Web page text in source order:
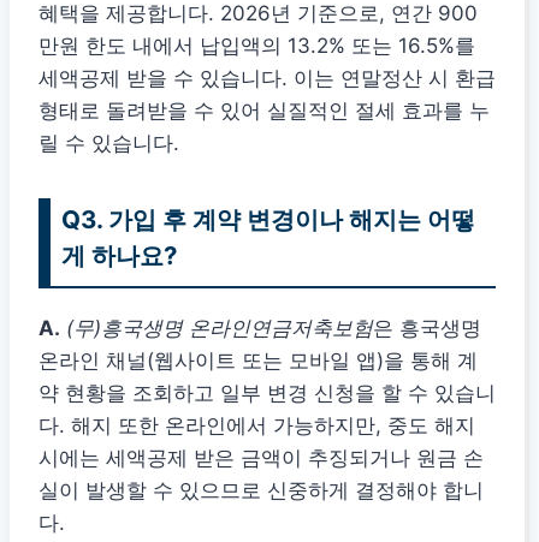
혜택을 제공합니다. 2026년 기준으로, 연간 900
만원 한도 내에서 납입액의 13.2% 또는 16.5%를
세액공제 받을 수 있습니다. 이는 연말정산 시 환급
형태로 돌려받을 수 있어 실질적인 절세 효과를 누
릴 수 있습니다.
Q3. 가입 후 계약 변경이나 해지는 어떻
게 하나요?
A. (무)흥국생명 온라인연금저축보험은 흥국생명
온라인 채널(웹사이트 또는 모바일 앱)을 통해 계
약 현황을 조회하고 일부 변경 신청을 할 수 있습니
다. 해지 또한 온라인에서 가능하지만, 중도 해지
시에는 세액공제 받은 금액이 추징되거나 원금 손
실이 발생할 수 있으므로 신중하게 결정해야 합니
다.